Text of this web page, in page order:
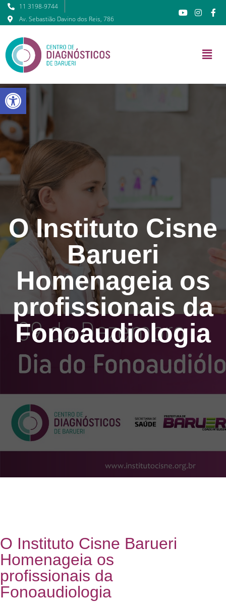
11 3198-9744
Av. Sebastião Davino dos Reis, 786
O Instituto Cisne
Barueri
Homenageia os
profissionais da
Fonoaudiologia
O Instituto Cisne Barueri
Homenageia os
profissionais da
Fonoaudiologia
Barra de Ferramentas